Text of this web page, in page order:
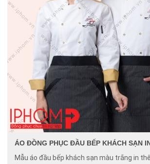
ÁO ĐỒNG PHỤC ĐẦU BẾP KHÁCH SẠN
Mẫu áo đầu bếp khách sạn màu trắng in